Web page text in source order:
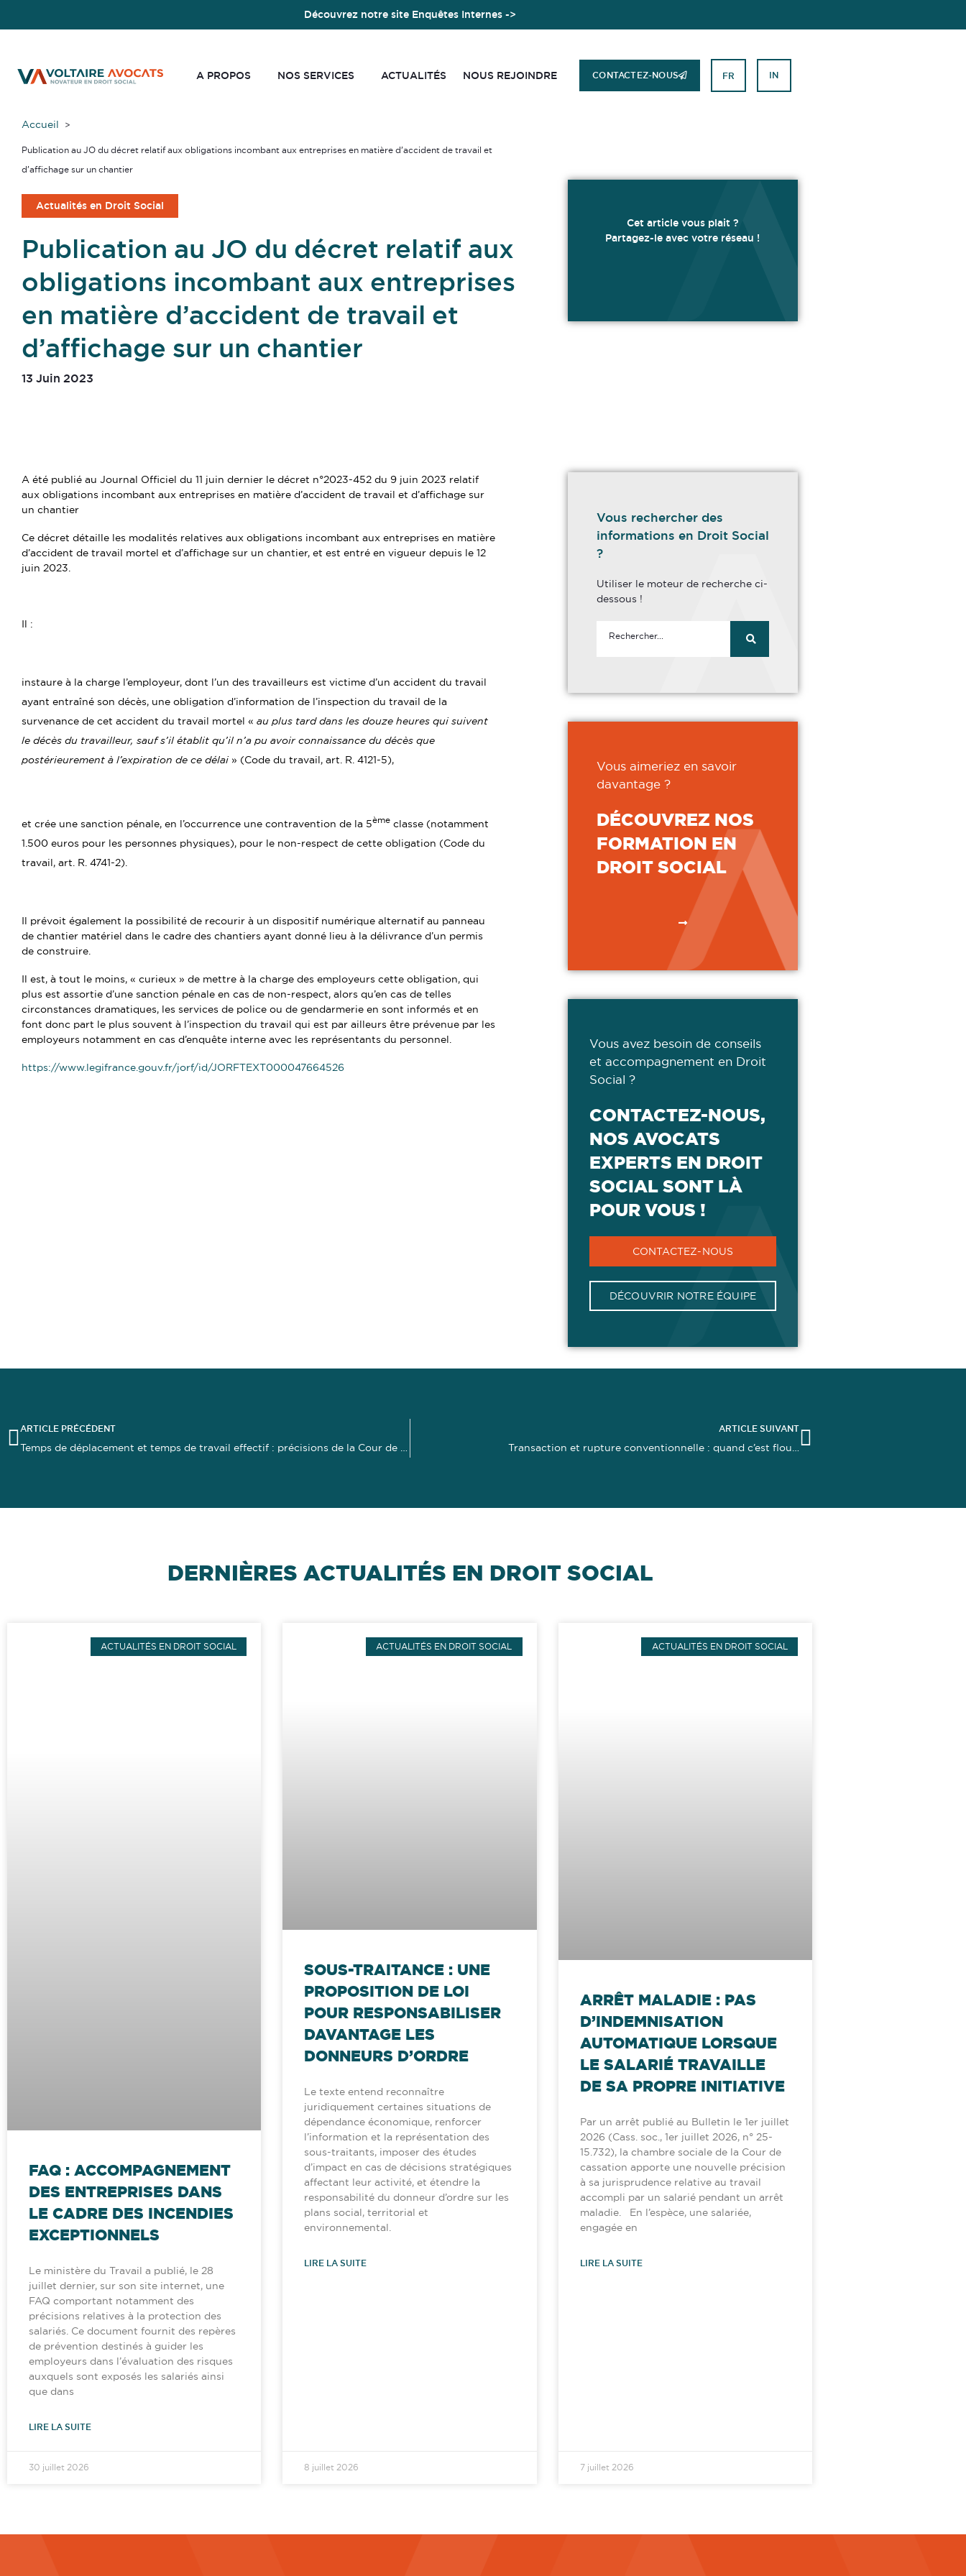
Découvrez notre site Enquêtes Internes ->
A PROPOS NOS SERVICES ACTUALITÉS NOUS REJOINDRE CONTACTEZ-NOUS FR IN
Accueil
Publication au JO du décret relatif aux obligations incombant aux entreprises en matière d’accident de travail et
d’affichage sur un chantier
Actualités en Droit Social
Publication au JO du décret relatif aux
obligations incombant aux entreprises
en matière d’accident de travail et
d’affichage sur un chantier
13 Juin 2023
Cet article vous plait ?
Partagez-le avec votre réseau !
A été publié au Journal Officiel du 11 juin dernier le décret n°2023-452 du 9 juin 2023 relatif
aux obligations incombant aux entreprises en matière d’accident de travail et d’affichage sur
un chantier
Ce décret détaille les modalités relatives aux obligations incombant aux entreprises en matière
d’accident de travail mortel et d’affichage sur un chantier, et est entré en vigueur depuis le 12
juin 2023.
Il :
instaure à la charge l’employeur, dont l’un des travailleurs est victime d’un accident du travail
ayant entraîné son décès, une obligation d’information de l’inspection du travail de la
survenance de cet accident du travail mortel « au plus tard dans les douze heures qui suivent
le décès du travailleur, sauf s’il établit qu’il n’a pu avoir connaissance du décès que
postérieurement à l’expiration de ce délai » (Code du travail, art. R. 4121-5),
et crée une sanction pénale, en l’occurrence une contravention de la 5ème classe (notamment
1.500 euros pour les personnes physiques), pour le non-respect de cette obligation (Code du
travail, art. R. 4741-2).
Il prévoit également la possibilité de recourir à un dispositif numérique alternatif au panneau
de chantier matériel dans le cadre des chantiers ayant donné lieu à la délivrance d’un permis
de construire.
Il est, à tout le moins, « curieux » de mettre à la charge des employeurs cette obligation, qui
plus est assortie d’une sanction pénale en cas de non-respect, alors qu’en cas de telles
circonstances dramatiques, les services de police ou de gendarmerie en sont informés et en
font donc part le plus souvent à l’inspection du travail qui est par ailleurs être prévenue par les
employeurs notamment en cas d’enquête interne avec les représentants du personnel.
https://www.legifrance.gouv.fr/jorf/id/JORFTEXT000047664526
Vous rechercher des
informations en Droit Social
?
Utiliser le moteur de recherche ci-
dessous !
Vous aimeriez en savoir
davantage ?
DÉCOUVREZ NOS
FORMATION EN
DROIT SOCIAL
Vous avez besoin de conseils
et accompagnement en Droit
Social ?
CONTACTEZ-NOUS,
NOS AVOCATS
EXPERTS EN DROIT
SOCIAL SONT LÀ
POUR VOUS !
CONTACTEZ-NOUS
DÉCOUVRIR NOTRE ÉQUIPE
ARTICLE PRÉCÉDENT ARTICLE SUIVANT
Transaction et rupture conventionnelle : quand c’est flou…
DERNIÈRES ACTUALITÉS EN DROIT SOCIAL
ACTUALITÉS EN DROIT SOCIAL
FAQ : ACCOMPAGNEMENT
DES ENTREPRISES DANS
LE CADRE DES INCENDIES
EXCEPTIONNELS
Le ministère du Travail a publié, le 28
juillet dernier, sur son site internet, une
FAQ comportant notamment des
précisions relatives à la protection des
salariés. Ce document fournit des repères
de prévention destinés à guider les
employeurs dans l’évaluation des risques
auxquels sont exposés les salariés ainsi
que dans
LIRE LA SUITE
30 juillet 2026
ACTUALITÉS EN DROIT SOCIAL
SOUS-TRAITANCE : UNE
PROPOSITION DE LOI
POUR RESPONSABILISER
DAVANTAGE LES
DONNEURS D’ORDRE
Le texte entend reconnaître
juridiquement certaines situations de
dépendance économique, renforcer
l’information et la représentation des
sous-traitants, imposer des études
d’impact en cas de décisions stratégiques
affectant leur activité, et étendre la
responsabilité du donneur d’ordre sur les
plans social, territorial et
environnemental.
LIRE LA SUITE
8 juillet 2026
ACTUALITÉS EN DROIT SOCIAL
ARRÊT MALADIE : PAS
D’INDEMNISATION
AUTOMATIQUE LORSQUE
LE SALARIÉ TRAVAILLE
DE SA PROPRE INITIATIVE
Par un arrêt publié au Bulletin le 1er juillet
2026 (Cass. soc., 1er juillet 2026, n° 25-
15.732), la chambre sociale de la Cour de
cassation apporte une nouvelle précision
à sa jurisprudence relative au travail
accompli par un salarié pendant un arrêt
maladie. En l’espèce, une salariée,
engagée en
LIRE LA SUITE
7 juillet 2026